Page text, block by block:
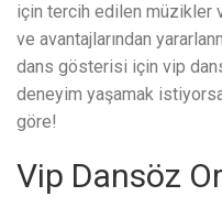
için tercih edilen müzikler
ve avantajlarından
dans gösterisi için vip
deneyim yaşamak
göre!
Vip Dansöz